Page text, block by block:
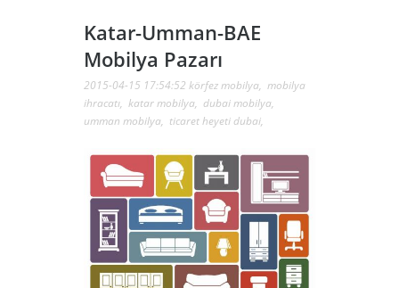
Katar-Umman-BAE
Mobilya Pazarı
2015-04-15 17:54:52 körfez mobilya, mobilya
ihracatı, katar mobilya, dubai mobilya,
umman mobilya, ticaret heyeti dubai,